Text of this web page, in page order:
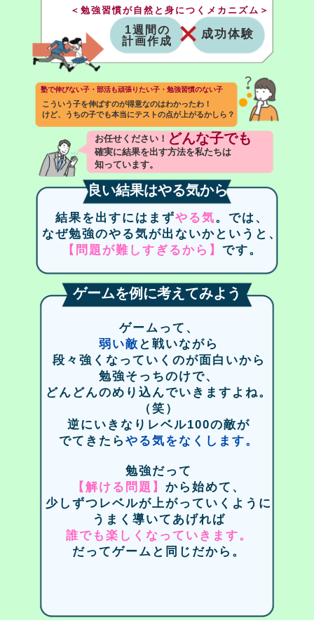
＜勉強習慣が自然と身につくメカニズム＞
1週間の
計画作成
成功体験
塾で伸びない子・部活も頑張りたい子・勉強習慣のない子
こういう子を伸ばすのが得意なのはわかったわ！
けど、うちの子でも本当にテストの点が上がるかしら？
お任せください！ どんな子でも
確実に結果を出す方法を私たちは
知っています。
良い結果はやる気から
結果を出すにはまずやる気。では、
なぜ勉強のやる気が出ないかというと、
【問題が難しすぎるから】 です。
ゲームを例に考えてみよう
ゲームって、
弱い敵 と戦いながら
段々強くなっていくのが面白いから
勉強そっちのけで、
どんどんのめり込んでいきますよね。
（笑）
逆にいきなりレベル100の敵が
でてきたら やる気をなくします。
勉強だって
【解ける問題】 から始めて、
少しずつレベルが上がっていくように
うまく導いてあげれば
誰でも楽しくなっていきます。
だってゲームと同じだから。